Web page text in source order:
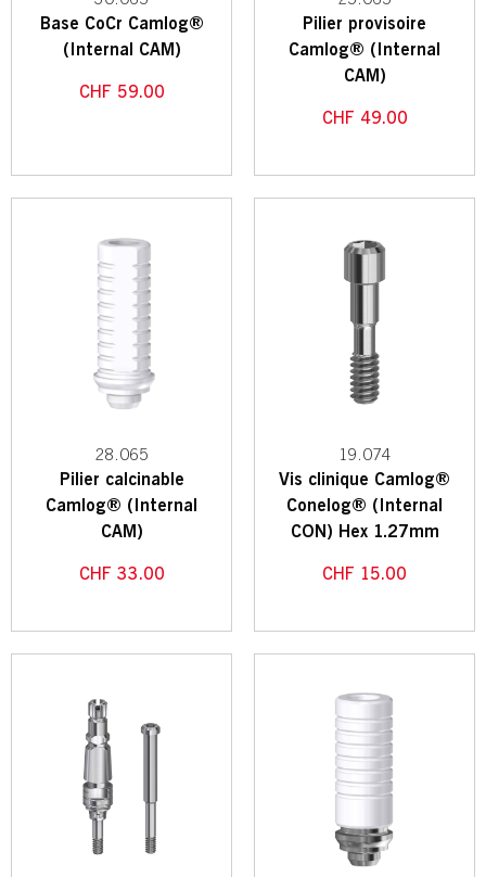
Base CoCr Camlog®
(Internal CAM)
CHF 59.00
Pilier provisoire
Camlog® (Internal
CAM)
CHF 49.00
28.065
Pilier calcinable
Camlog® (Internal
CAM)
CHF 33.00
19.074
Vis clinique Camlog®
Conelog® (Internal
CON) Hex 1.27mm
CHF 15.00